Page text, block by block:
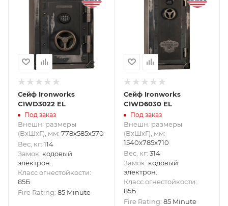
Сейф Ironworks
CIWD3022 EL
Под заказ
Внешн. размеры
(ВxШxГ), мм: 778x585x570
Вес, кг: 114
Замок: кодовый
электрон.
Класс огнестойкости:
85Б
Fire Rating: 85 Minute
Сейф Ironworks
CIWD6030 EL
Под заказ
Внешн. размеры
(ВxШxГ), мм:
1540x785x710
Вес, кг: 314
Замок: кодовый
электрон.
Класс огнестойкости:
85Б
Fire Rating: 85 Minute